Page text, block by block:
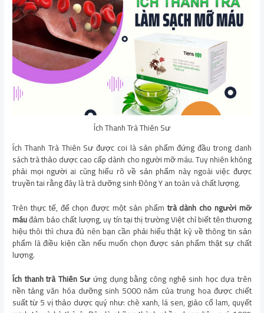
Ích Thanh Trà Thiên Sư
Ích Thanh Trà Thiên Sư được coi là sản phẩm đứng đầu trong danh
sách trà thảo dược cao cấp dành cho người mỡ máu. Tuy nhiên không
phải mọi người ai cũng hiểu rõ về sản phẩm này ngoài việc được
truyền tai rằng đây là trà dưỡng sinh Đông Y an toàn và chất lượng.
Trên thực tế, để chọn được một sản phẩm trà dành cho người mỡ
máuđảm bảo chất lượng, uy tín tại thị trường Việt chỉ biết tên thương
hiệu thôi thì chưa đủ nên bạn cần phải hiểu thật kỹ về thông tin sản
phẩm là điều kiện cần nếu muốn chọn được sản phẩm thật sự chất
lượng.
Ích thanh tràThiên Sưứng dụng bằng công nghệ sinh học dựa trên
nền tảng văn hóa dưỡng sinh 5000 năm của trung hoa được chiết
suất từ 5 vị thảo dược quý như: chè xanh, lá sen, giảo cổ lam, quyết